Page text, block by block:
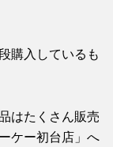
購入しているも
はたくさん販売
ケー初台店」へ